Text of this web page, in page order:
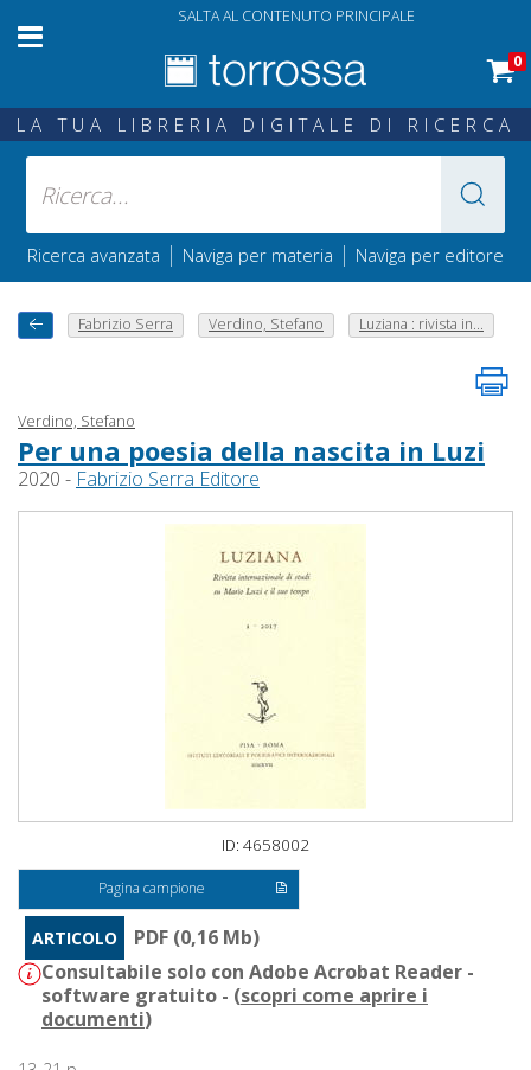
SALTA AL CONTENUTO PRINCIPALE
0
LA TUA LIBRERIA DIGITALE DI RICERCA
Ricerca avanzata | Naviga per materia | Naviga per editore
Fabrizio Serra Verdino, Stefano Luziana : rivista in...
Verdino, Stefano
Per una poesia della nascita in Luzi
2020 - Fabrizio Serra Editore
ID: 4658002
Pagina campione
ARTICOLO
PDF (0,16 Mb)
Consultabile solo con Adobe Acrobat Reader -
software gratuito - (scopri come aprire i
documenti)